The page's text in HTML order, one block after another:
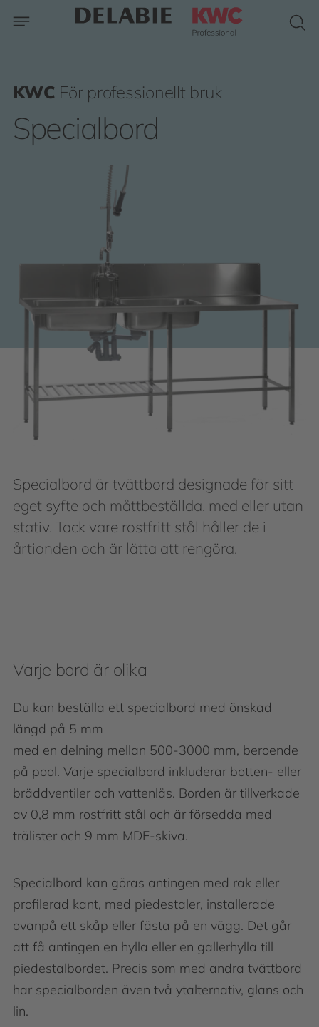
KWC För professionellt bruk
Specialbord
Specialbord är tvättbord designade för sitt
eget syfte och måttbeställda, med eller utan
stativ. Tack vare rostfritt stål håller de i
årtionden och är lätta att rengöra.
Varje bord är olika
Du kan beställa ett specialbord med önskad
längd på 5 mm
med en delning mellan 500-3000 mm, beroende
på pool. Varje specialbord inkluderar botten- eller
bräddventiler och vattenlås. Borden är tillverkade
av 0,8 mm rostfritt stål och är försedda med
trälister och 9 mm MDF-skiva.
Specialbord kan göras antingen med rak eller
profilerad kant, med piedestaler, installerade
ovanpå ett skåp eller fästa på en vägg. Det går
att få antingen en hylla eller en gallerhylla till
piedestalbordet. Precis som med andra tvättbord
har specialborden även två ytalternativ, glans och
lin.